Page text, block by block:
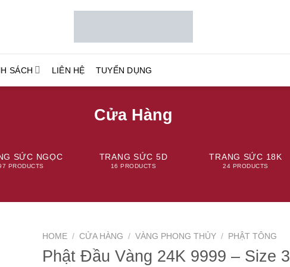
SÁCH LIÊN HỆ TUYỂN DỤNG
Cửa Hàng
SỨC NGỌC
PRODUCTS
TRANG SỨC 5D
16 PRODUCTS
TRANG SỨC 18K
24 PRODUCTS
HOME / CỬA HÀNG / VÀNG PHONG THỦY / PHẬT TÔNG
Phật Đầu Vàng 24K 9999 – Size 3